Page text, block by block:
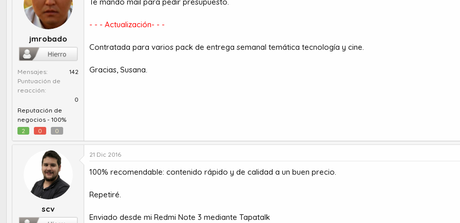
jmrobado
Mensajes
142
Puntuación de
reacción
0
Reputación de
negocios - 100%
2
0 0
- - - Actualización- - -
Contratada para varios pack de entrega semanal temática tecnología y cine.
Gracias, Susana.
scv
21 Dic 2016
100% recomendable: contenido rápido y de calidad a un buen precio.
Repetiré.
Enviado desde mi Redmi Note 3 mediante Tapatalk